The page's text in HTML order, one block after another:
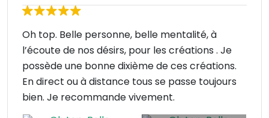
Oh top. Belle personne, belle mentalité, à
l’écoute de nos désirs, pour les créations . Je
possède une bonne dixième de ces créations.
En direct ou à distance tous se passe toujours
bien. Je recommande vivement.